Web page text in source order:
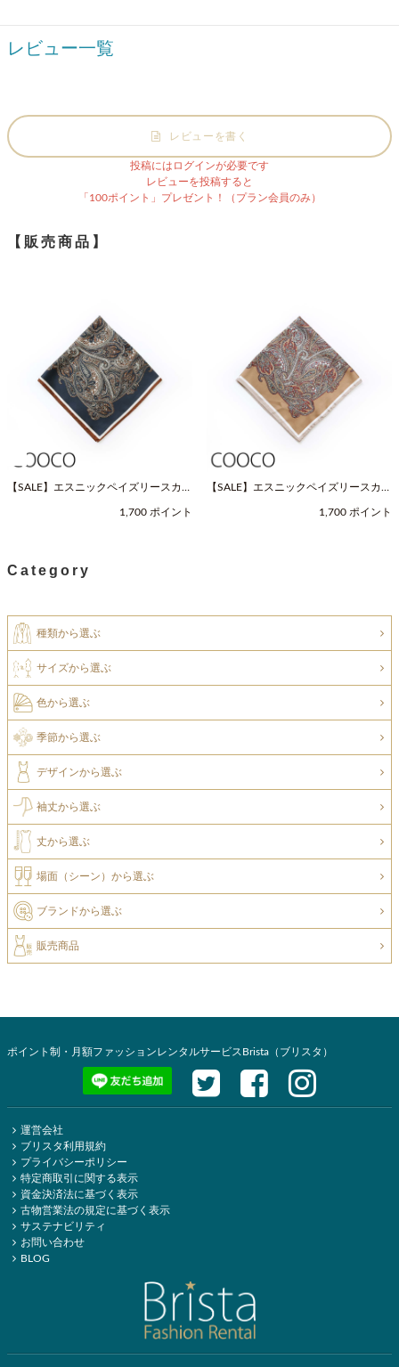
レビュー一覧
レビューを書く
投稿にはログインが必要です
レビューを投稿すると
「100ポイント」プレゼント！（プラン会員のみ）
【販売商品】
【SALE】エスニックペイズリースカー
1,700 ポイント
【SALE】エスニックペイズリースカー
1,700 ポイント
Category
種類から選ぶ
サイズから選ぶ
色から選ぶ
季節から選ぶ
デザインから選ぶ
袖丈から選ぶ
丈から選ぶ
場面（シーン）から選ぶ
ブランドから選ぶ
販売商品
ポイント制・月額ファッションレンタルサービスBrista（ブリスタ）
運営会社
ブリスタ利用規約
プライバシーポリシー
特定商取引に関する表示
資金決済法に基づく表示
古物営業法の規定に基づく表示
サステナビリティ
お問い合わせ
BLOG